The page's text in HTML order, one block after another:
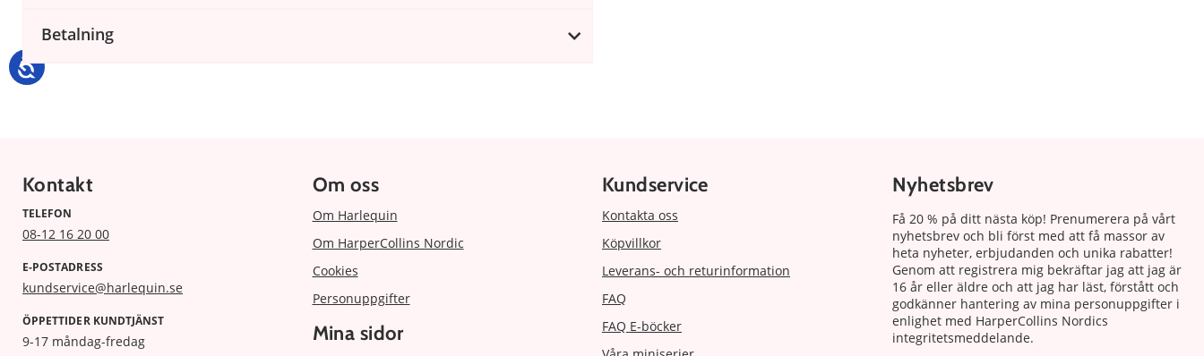
Betalning
Kontakt
TELEFON
08-12 16 20 00
E-POSTADRESS
kundservice@harlequin.se
ÖPPETTIDER KUNDTJÄNST
9-17 måndag-fredag
Om oss
Om Harlequin
Om HarperCollins Nordic
Cookies
Personuppgifter
Mina sidor
Kundservice
Kontakta oss
Köpvillkor
Leverans- och returinformation
FAQ
FAQ E-böcker
Nyhetsbrev
Få 20 % på ditt nästa köp! Prenumerera på vårt
nyhetsbrev och bli först med att få massor av
heta nyheter, erbjudanden och unika rabatter!
Genom att registrera mig bekräftar jag att jag är
16 år eller äldre och att jag har läst, förstått och
godkänner hantering av mina personuppgifter i
enlighet med HarperCollins Nordics
integritetsmeddelande.